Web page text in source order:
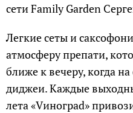
сети Family Garden
Легкие сеты и
атмосферу препати,
ближе к вечеру, когда
диджеи. Каждые
лета «Vинограd»